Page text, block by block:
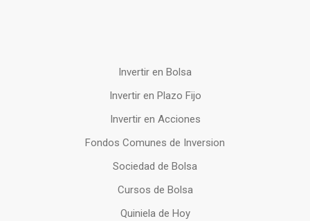
Invertir en Bolsa
Invertir en Plazo Fijo
Invertir en Acciones
Fondos Comunes de Inversion
Sociedad de Bolsa
Cursos de Bolsa
Quiniela de Hoy